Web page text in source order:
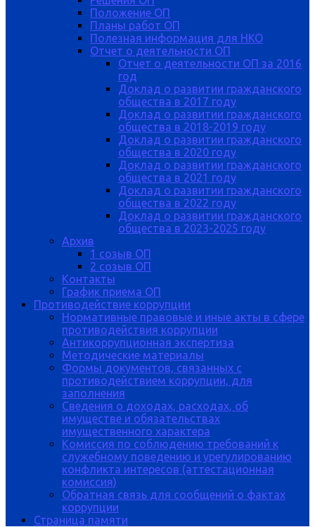
Положение ОП
Планы работ ОП
Полезная информация для НКО
Отчет о деятельности ОП
Отчет о деятельности ОП за 2016
год
Доклад о развитии гражданского
общества в 2017 году
Доклад о развитии гражданского
общества в 2018-2019 году
Доклад о развитии гражданского
общества в 2020 году
Доклад о развитии гражданского
общества в 2021 году
Доклад о развитии гражданского
общества в 2022 году
Доклад о развитии гражданского
общества в 2023-2025 году
Архив
1 созыв ОП
2 созыв ОП
Контакты
График приема ОП
Противодействие коррупции
Нормативные правовые и иные акты в сфере
противодействия коррупции
Антикоррупционная экспертиза
Методические материалы
Формы документов, связанных с
противодействием коррупции, для
заполнения
Сведения о доходах, расходах, об
имуществе и обязательствах
имущественного характера
Комиссия по соблюдению требований к
служебному поведению и урегулированию
конфликта интересов (аттестационная
комиссия)
Обратная связь для сообщений о фактах
коррупции
Страница памяти